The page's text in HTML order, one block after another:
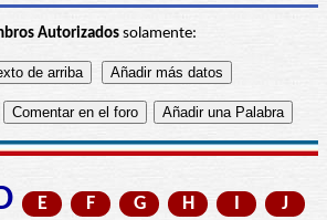
Autorizadossolamente:
E F G H I
J